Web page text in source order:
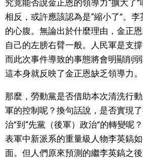
東京
編輯部通知
究竟能否說金正恩的領導力“擴大了”
相反，或許應該認為是“縮小了”。
的心腹。無論出於什麼理由，金正
自己的左膀右臂一般。人民軍是支撐
而此次事件導致的事態將會明顯削弱
這本身就反映了金正恩缺乏領導力。
那麼，勞動黨是否借助本次清洗行
軍的控制呢？換句話說，是否實現
治”到“先黨（後軍）政治”的轉變呢
表軍中新派系的重量級人物李英鎬
面。但人們原來預測的繼李英鎬之